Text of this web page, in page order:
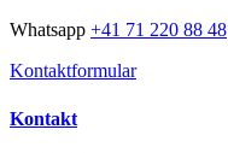
Whatsapp +41 71 220 88 48
Kontaktformular
Kontakt